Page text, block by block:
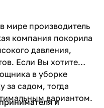
мире производитель
компания покорила
давления,
Если Вы хотите
в уборке
за садом, тогда
вариантом.
и